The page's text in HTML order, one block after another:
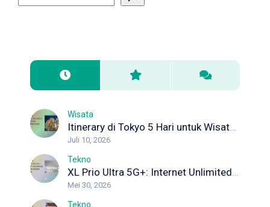
Wisata
Itinerary di Tokyo 5 Hari untuk Wisata Pertama Kali
Juli 10, 2026
Tekno
XL Prio Ultra 5G+: Internet Unlimited dengan Koneksi Maksimal
Mei 30, 2026
Tekno